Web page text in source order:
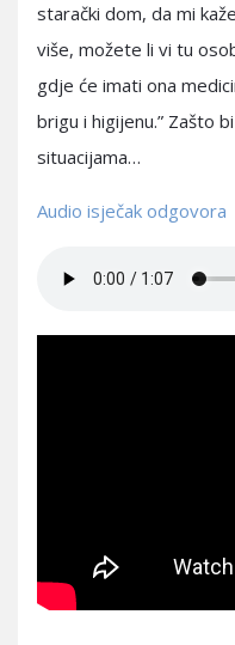
starački dom, da mi
više, možete li vi tu
gdje će imati ona
brigu i higijenu.” Zašto
situacijama…
Audio isječak odgovora